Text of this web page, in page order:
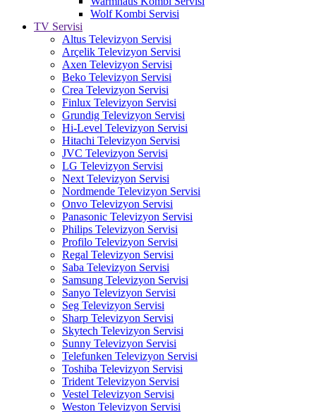
Wolf Kombi Servisi
TV Servisi
Altus Televizyon Servisi
Arçelik Televizyon Servisi
Axen Televizyon Servisi
Beko Televizyon Servisi
Crea Televizyon Servisi
Finlux Televizyon Servisi
Grundig Televizyon Servisi
Hi-Level Televizyon Servisi
Hitachi Televizyon Servisi
JVC Televizyon Servisi
LG Televizyon Servisi
Next Televizyon Servisi
Nordmende Televizyon Servisi
Onvo Televizyon Servisi
Panasonic Televizyon Servisi
Philips Televizyon Servisi
Profilo Televizyon Servisi
Regal Televizyon Servisi
Saba Televizyon Servisi
Samsung Televizyon Servisi
Sanyo Televizyon Servisi
Seg Televizyon Servisi
Sharp Televizyon Servisi
Skytech Televizyon Servisi
Sunny Televizyon Servisi
Telefunken Televizyon Servisi
Toshiba Televizyon Servisi
Trident Televizyon Servisi
Vestel Televizyon Servisi
Weston Televizyon Servisi